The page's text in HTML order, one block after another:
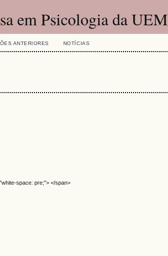
em Psicologia da UEM
ANTERIORES NOTÍCIAS
space: pre;"> </span>